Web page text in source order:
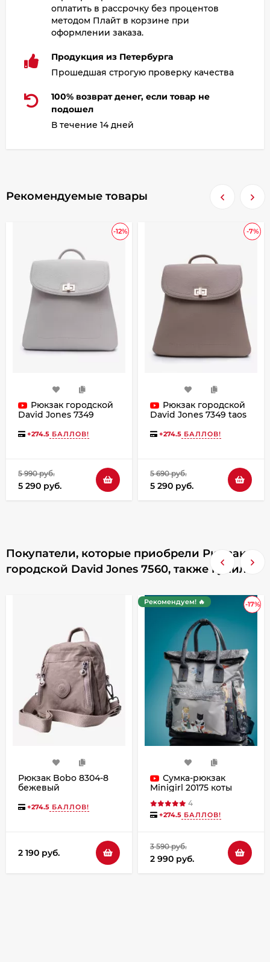
оплатить в рассрочку без процентов
методом Плайт в корзине при
оформлении заказа.
Продукция из Петербурга
Прошедшая строгую проверку качества
100% возврат денег, если товар не
подошел
В течение 14 дней
Рекомендуемые товары
-12%
Рюкзак городской
David Jones 7349
+274.5 БАЛЛОВ!
5 990 руб.
5 290 руб.
-7%
Рюкзак городской
David Jones 7349 taos
+274.5 БАЛЛОВ!
5 690 руб.
5 290 руб.
Покупатели, которые приобрели Рюкзак
городской David Jones 7560, также купили
Рюкзак Bobo 8304-8
бежевый
+274.5 БАЛЛОВ!
2 190 руб.
-17%
Рекомендуем! 🔥
Сумка-рюкзак
Minigirl 20175 коты
4
+274.5 БАЛЛОВ!
3 590 руб.
2 990 руб.